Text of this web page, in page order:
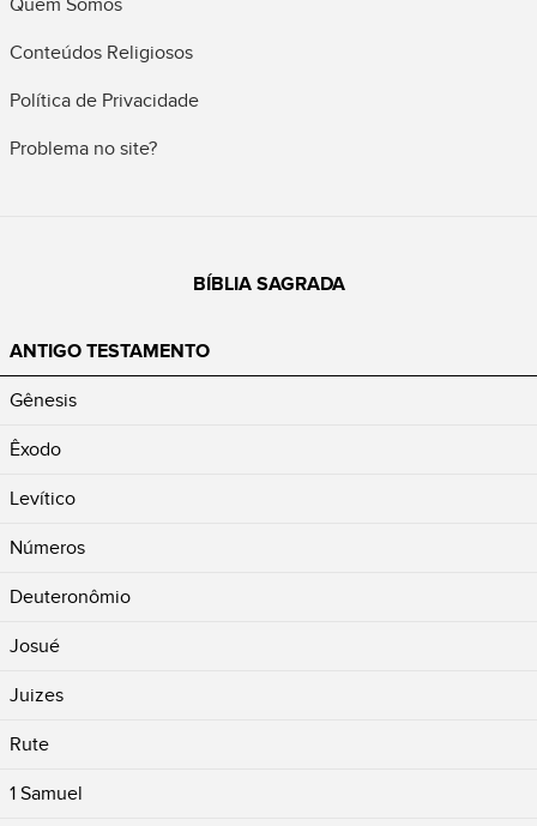
Conteúdos Religiosos
Política de Privacidade
Problema no site?
BÍBLIA SAGRADA
ANTIGO TESTAMENTO
Gênesis
Êxodo
Levítico
Números
Deuteronômio
Josué
Juizes
Rute
1 Samuel